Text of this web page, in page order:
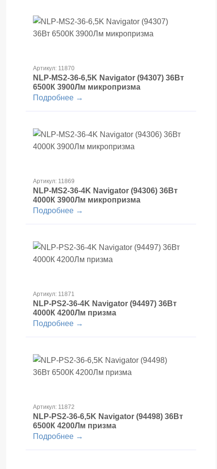
Артикул: 11870
NLP-MS2-36-6,5K Navigator (94307) 36Вт
6500К 3900Лм микропризма
Подробнее →
Артикул: 11869
NLP-MS2-36-4K Navigator (94306) 36Вт
4000К 3900Лм микропризма
Подробнее →
Артикул: 11871
NLP-PS2-36-4K Navigator (94497) 36Вт
4000К 4200Лм призма
Подробнее →
Артикул: 11872
NLP-PS2-36-6,5K Navigator (94498) 36Вт
6500К 4200Лм призма
Подробнее →